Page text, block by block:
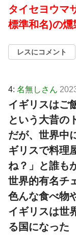
タイセヨウマ
標準和名)の燻
レスにコメント
4: 名無しさん
イギリスはご
という大昔の
だが、世界中
ギリスで料理
ね？」と誰も
世界的有名チ
色んな食べ物
イギリスは世
る国になった